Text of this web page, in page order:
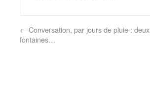
← Conversation, par jours de pluie : deux
fontaines…